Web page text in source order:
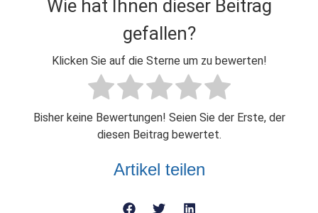
Wie hat Ihnen dieser Beitrag
gefallen?
Klicken Sie auf die Sterne um zu bewerten!
Bisher keine Bewertungen! Seien Sie der Erste, der
diesen Beitrag bewertet.
Artikel teilen